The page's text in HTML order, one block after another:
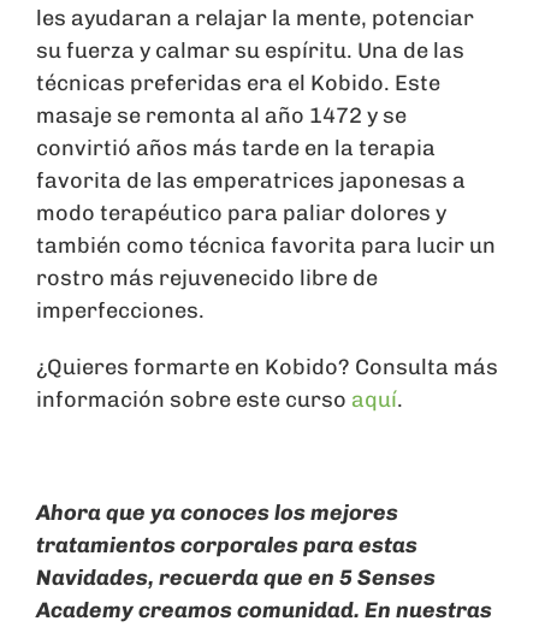
les ayudaran a relajar la mente, potenciar
su fuerza y calmar su espíritu. Una de las
técnicas preferidas era el Kobido. Este
masaje se remonta al año 1472 y se
convirtió años más tarde en la terapia
favorita de las emperatrices japonesas a
modo terapéutico para paliar dolores y
también como técnica favorita para lucir un
rostro más rejuvenecido libre de
imperfecciones.
¿Quieres formarte en Kobido? Consulta más
información sobre este curso aquí.
Ahora que ya conoces los mejores
tratamientos corporales para estas
Navidades, recuerda que en 5 Senses
Academy creamos comunidad. En nuestras